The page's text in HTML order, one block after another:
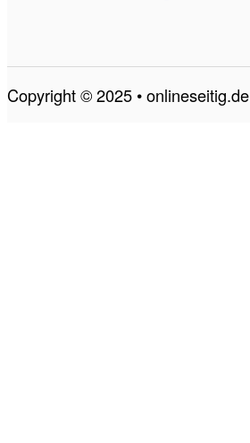
Copyright © 2025 • onlineseitig.de